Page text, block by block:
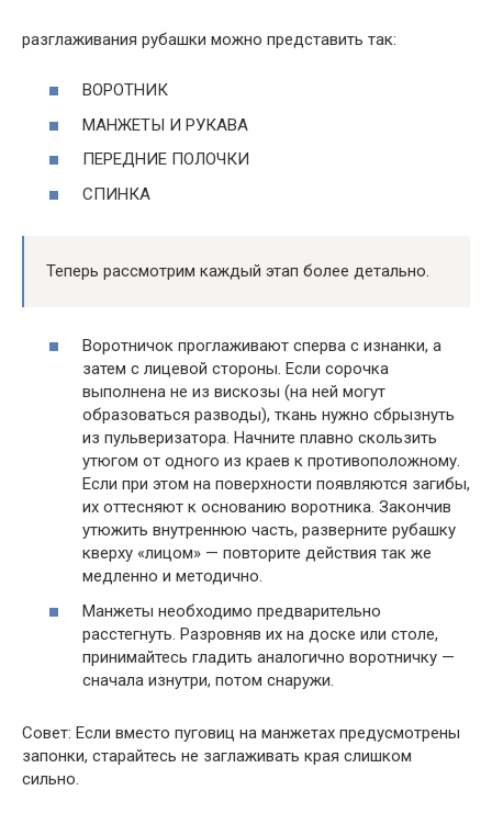
разглаживания рубашки можно представить так:
ВОРОТНИК
МАНЖЕТЫ И РУКАВА
ПЕРЕДНИЕ ПОЛОЧКИ
СПИНКА
Теперь рассмотрим каждый этап более детально.
Воротничок проглаживают сперва с изнанки, а
затем с лицевой стороны. Если сорочка
выполнена не из вискозы (на ней могут
образоваться разводы), ткань нужно сбрызнуть
из пульверизатора. Начните плавно скользить
утюгом от одного из краев к противоположному.
Если при этом на поверхности появляются загибы,
их оттесняют к основанию воротника. Закончив
утюжить внутреннюю часть, разверните рубашку
кверху «лицом» — повторите действия так же
медленно и методично.
Манжеты необходимо предварительно
расстегнуть. Разровняв их на доске или столе,
принимайтесь гладить аналогично воротничку —
сначала изнутри, потом снаружи.
Совет: Если вместо пуговиц на манжетах предусмотрены
запонки, старайтесь не заглаживать края слишком
сильно.